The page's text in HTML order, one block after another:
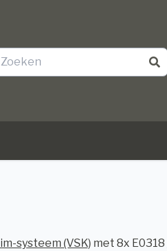
systeem (VSK) met 8x E0318